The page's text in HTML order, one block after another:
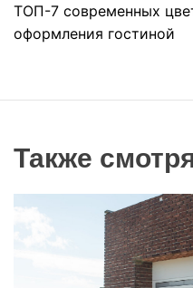
ТОП-7 современных
оформления гостиной
Также